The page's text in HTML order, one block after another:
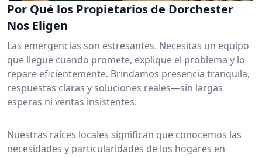
Por Qué los Propietarios de Dorchester
Nos Eligen
Las emergencias son estresantes. Necesitas un equipo
que llegue cuando promete, explique el problema y lo
repare eficientemente. Brindamos presencia tranquila,
respuestas claras y soluciones reales—sin largas
esperas ni ventas insistentes.
Nuestras raíces locales significan que conocemos las
necesidades y particularidades de los hogares en